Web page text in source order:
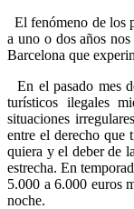
El fenómeno de los
a uno o dos años
Barcelona que
En el pasado mes
turísticos ilegales
situaciones
entre el derecho que
quiera y el deber de
estrecha. En
5.000 a 6.000 euros
noche.